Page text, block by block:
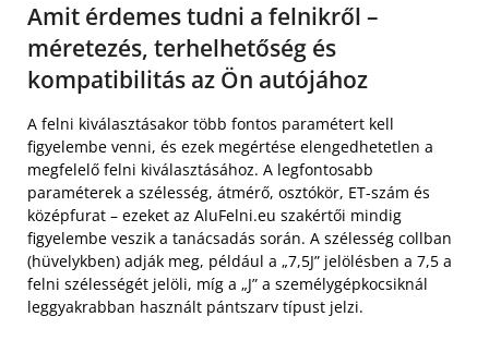
Amit érdemes tudni a felnikről –
méretezés, terhelhetőség és
kompatibilitás az Ön autójához
A felni kiválasztásakor több fontos paramétert kell
figyelembe venni, és ezek megértése elengedhetetlen a
megfelelő felni kiválasztásához. A legfontosabb
paraméterek a szélesség, átmérő, osztókör, ET-szám és
középfurat – ezeket az AluFelni.eu szakértői mindig
figyelembe veszik a tanácsadás során. A szélesség collban
(hüvelykben) adják meg, például a „7,5J” jelölésben a 7,5 a
felni szélességét jelöli, míg a „J” a személygépkocsiknál
leggyakrabban használt pántszarv típust jelzi.